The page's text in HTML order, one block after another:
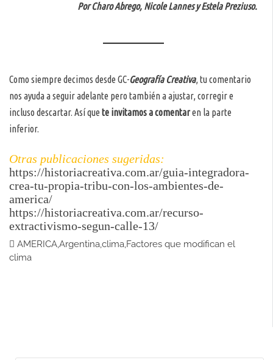
Por Charo Abrego, Nicole Lannes y Estela Preziuso.
Como siempre decimos desde GC-Geografía Creativa, tu comentario
nos ayuda a seguir adelante pero también a ajustar, corregir e
incluso descartar. Así que te invitamos a comentaren la parte
inferior.
Otras publicaciones sugeridas:
https://historiacreativa.com.ar/guia-integradora-
crea-tu-propia-tribu-con-los-ambientes-de-
america/
https://historiacreativa.com.ar/recurso-
extractivismo-segun-calle-13/
AMERICA,Argentina,clima,Factores que modifican el
clima